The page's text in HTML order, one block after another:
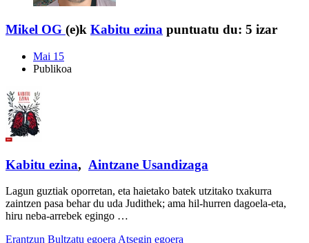
Mikel OG (e)k Kabitu ezina puntuatu du: 5 izar
Mai 15
Publikoa
Kabitu ezina, Aintzane Usandizaga
Lagun guztiak oporretan, eta haietako batek utzitako txakurra
zaintzen pasa behar du uda Judithek; ama hil-hurren dagoela-eta,
hiru neba-arrebek egingo …
Erantzun Bultzatu egoera Atsegin egoera